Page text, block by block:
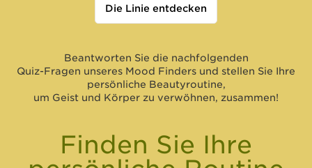
Die Linie entdecken
Beantworten Sie die nachfolgenden
Quiz-Fragen unseres Mood Finders und stellen Sie Ihre
persönliche Beautyroutine,
um Geist und Körper zu verwöhnen, zusammen!
Finden Sie Ihre